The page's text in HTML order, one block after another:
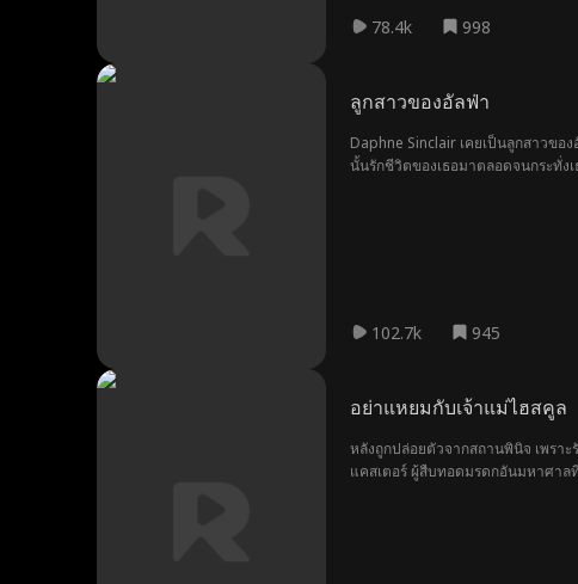
78.4k 998
ลูกสาวของอัลฟ่า
Daphne Sinclair เคยเป็นลูกสาวข
นั้นรักชีวิตของเธอมาตลอดจนกระทั่ง
102.7k 945
อย่าแหยมกับเจ้าแม่ไฮสคูล
หลังถูกปล่อยตัวจากสถานพินิจ เพรา
แคสเตอร์ ผู้สืบทอดมรดกอันมหาศาล